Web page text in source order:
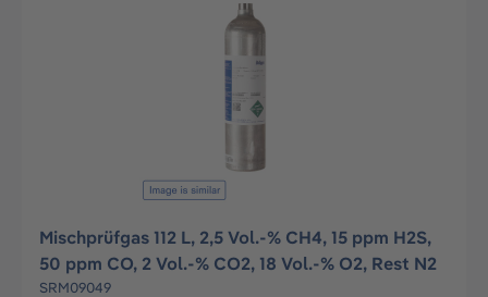
Mischprüfgas 112 L, 2,5 Vol.-% CH4, 15 ppm H2S,
50 ppm CO, 2 Vol.-% CO2, 18 Vol.-% O2, Rest N2
SRM09049